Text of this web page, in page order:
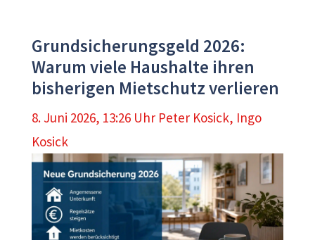
Grundsicherungsgeld 2026:
Warum viele Haushalte ihren
bisherigen Mietschutz verlieren
8. Juni 2026, 13:26 Uhr Peter Kosick, Ingo
Kosick